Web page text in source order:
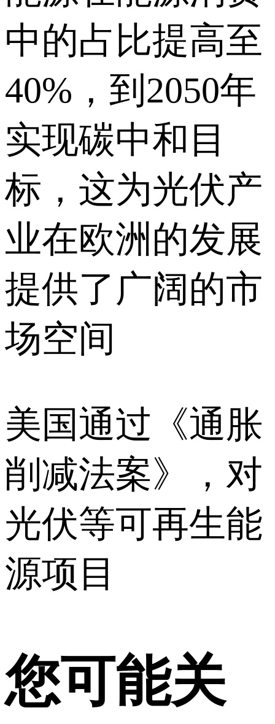
中的占比提高至
40%，到2050年
实现碳中和目
标，这为光伏产
业在欧洲的发展
提供了广阔的市
场空间
美国通过《通胀
削减法案》，对
光伏等可再生能
源项目
您可能关